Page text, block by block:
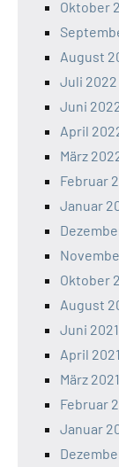
Oktober
August
Juli 2022
Juni
April
März
Februar
Januar
Oktober
August
Juni 2021
April 2021
März 2021
Februar
Januar